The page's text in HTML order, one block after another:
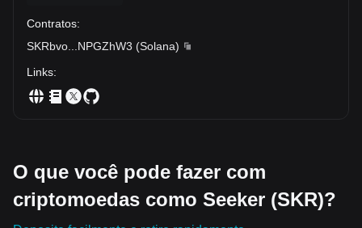
Contratos:
SKRbvo
NPGZhW3 (Solana)
Links:
O que você pode fazer com
criptomoedas como Seeker (SKR)?